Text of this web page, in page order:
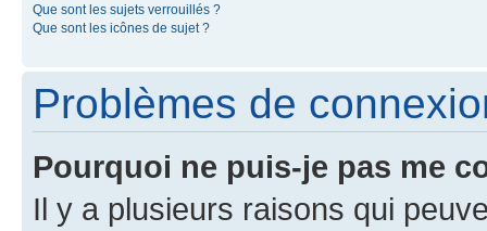
Que sont les sujets verrouillés ?
Que sont les icônes de sujet ?
Problèmes de
Pourquoi ne puis-je pas me
Il y a plusieurs raisons qui